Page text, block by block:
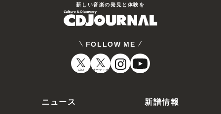
新しい⾳楽の発⾒と体験を
FOLLOW ME
CDJ オーディオ
ニュース
新譜情報